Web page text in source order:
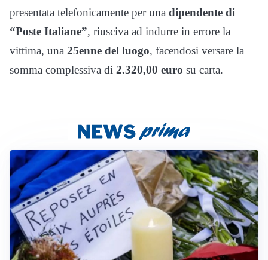
presentata telefonicamente per una dipendente di
“Poste Italiane”, riusciva ad indurre in errore la
vittima, una 25enne del luogo, facendosi versare la
somma complessiva di 2.320,00 euro su carta.